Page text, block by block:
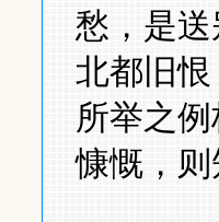
愁，是
北都旧
所举之
慷慨，